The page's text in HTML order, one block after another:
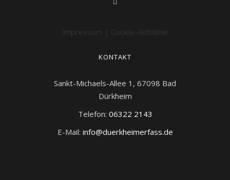
Impressum | Cookie-Richtlinie
KONTAKT
Sankt-Michaels-Allee 1, 67098 Bad
Dürkheim
Telefon: 06322 2143
E-Mail: info@duerkheimerfass.de